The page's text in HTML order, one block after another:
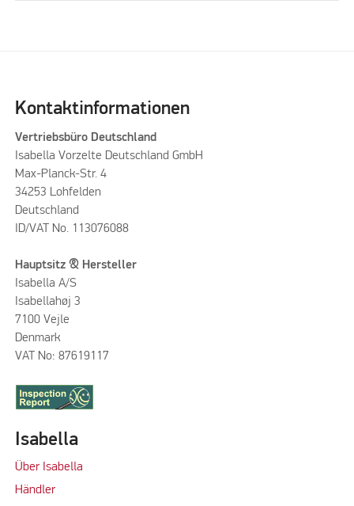
Kontaktinformationen
Vertriebsbüro Deutschland
Isabella Vorzelte Deutschland GmbH
Max-Planck-Str. 4
34253 Lohfelden
Deutschland
ID/VAT No. 113076088
Hauptsitz & Hersteller
Isabella A/S
Isabellahøj 3
7100 Vejle
Denmark
VAT No: 87619117
Isabella
Über Isabella
Händler